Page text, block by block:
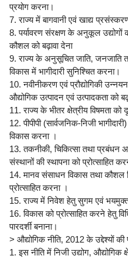
प्रयोग करना।
7. राज्य में बागवानी एवं खाद्य
8. पर्यावरण संरक्षण के अनुकूल उद्योगों
कौशल को बढ़ावा देना
9. राज्य के अनुसूचित जाति, जनजाति
विकास में भागीदारी सुनिश्चित करना।
10. नवीनीकरण एवं प्रौद्योगिकी
औद्योगिक उत्पादन एवं उत्पादकता को
11. राज्य के भीतर क्षेत्रीय विषमता को
12. पीपीपी (सार्वजनिक-निजी
विकास करना ।
13. तकनीकी, चिकित्सा तथा प्रबंधन
संस्थानों की स्थापना को प्रोत्साहित
14. मानव संसाधन विकास तथा कौशल
प्रोत्साहित करना ।
15. राज्य में निवेश हेतु सुगम एवं भयमुक्त
16. विकास को प्रोत्साहित करने हेतु
पारदर्शी बनाना।
> औद्योगिक नीति, 2012 के उद्देश्यों की
1. इस नीति में निजी उद्योग, औद्योगिक